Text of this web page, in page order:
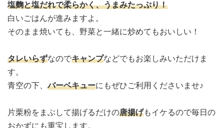
塩麴と塩だれで柔らかく、うまみたっぷり！
白いごはんが進みますよ。
そのまま焼いても、野菜と一緒に炒めてもおいしい！
タレいらずなのでキャンプなどでもお楽しみいただけま
す。
青空の下、バーベキューにもぜひご利用くださいませ♪
片栗粉をまぶして揚げるだけの唐揚げもイケるので毎日の
おかずにも重宝します。